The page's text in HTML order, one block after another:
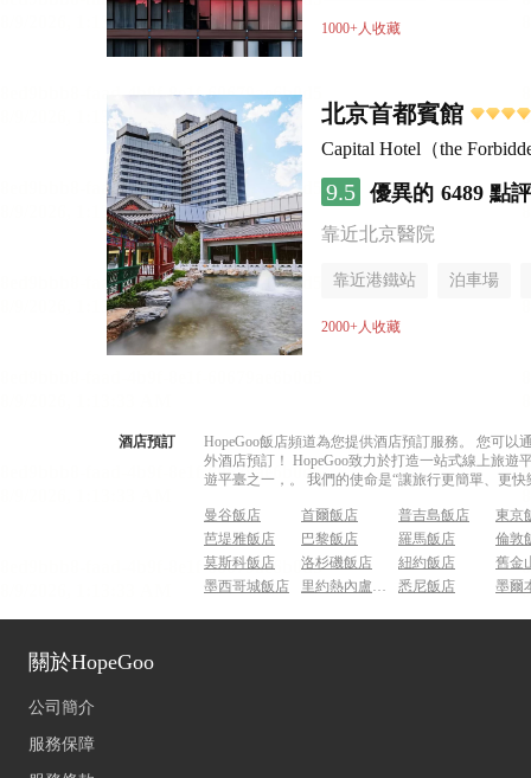
無煙樓層
1000+人收藏
北京首都賓館
Capital Hotel（the
9.5 優異的 6489 點評
靠近北京醫院
靠近港鐵站 泊車場
無煙樓層
2000+人收藏
酒店預訂
HopeGoo飯店頻道為您提供酒店預訂服務。 您可
外酒店預訂！ HopeGoo致力於打造一站式線上旅
遊平臺之一，。 我們的使命是“讓旅行更簡單、更
曼谷飯店 首爾飯店 普吉島飯店
東京
芭堤雅飯店
巴黎飯店 羅馬飯店
倫敦
莫斯科飯店
洛杉磯飯店 紐約飯店
舊金
墨西哥城飯店
里約熱內盧飯店 悉尼飯店 墨爾
關於HopeGoo
公司簡介
服務保障